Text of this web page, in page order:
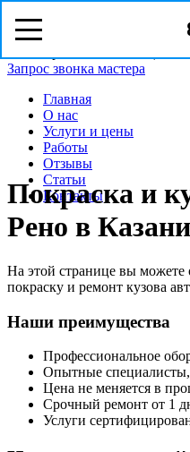
8 (987)
Казань,
Запрос звонка мастера
Главная
О нас
Услуги и цены
Работы
Отзывы
Статьи
Контакты
Покраска и
Рено в Казани
На этой странице вы можете
покраску и ремонт кузова
Наши преимущества
Профессиональное
Опытные специалисты,
Цена не меняется в
Срочный ремонт от 1
Услуги